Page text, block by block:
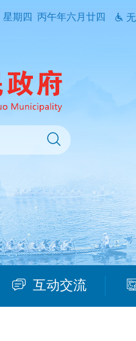
星期四 丙午年六月廿四
互动交流